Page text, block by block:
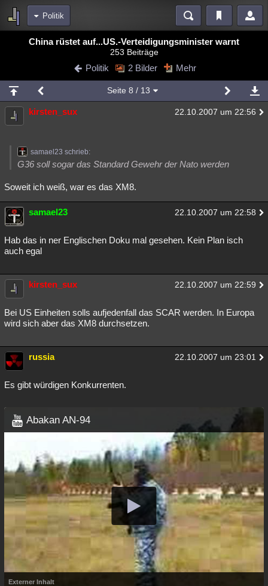
Politik
Bereiche
Blogs Videos
Chat Wiki Neuigkeiten
meine Rubriken
Menschen Wissenschaft Mystery Kriminalfälle
Natur Umfragen Unterhaltung
Astronomie
Musik Clash Verbesserungen Allmystery English
Besucht Teilgenommen Geschlossen
China rüstet auf...US.-Verteidigungsminister warnt
253 Beiträge
Politik 2 Bilder Mehr
Seite 8 / 13
kirsten_sux 22.10.2007 um 22:56
samael23 schrieb:
G36 soll sogar das Standard Gewehr der Nato werden
Soweit ich weiß, war es das XM8.
samael23 22.10.2007 um 22:58
Hab das in ner Englischen Doku mal gesehen. Kein Plan isch
auch egal
kirsten_sux 22.10.2007 um 22:59
Bei US Einheiten solls aufjedenfall das SCAR werden. In Europa
wird sich aber das XM8 durchsetzen.
russia 22.10.2007 um 23:01
Es gibt würdigen Konkurrenten.
Abakan AN-94
Externer Inhalt